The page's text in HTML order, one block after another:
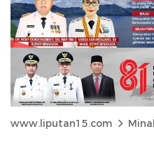
www.liputan15.com